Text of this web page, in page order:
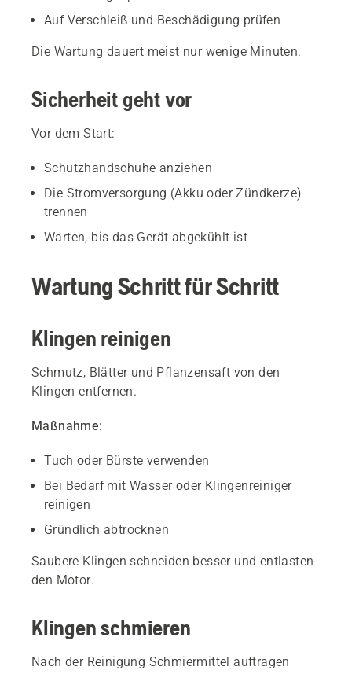
Auf Verschleiß und Beschädigung prüfen
Die Wartung dauert meist nur wenige Minuten.
Sicherheit geht vor
Vor dem Start:
Schutzhandschuhe anziehen
Die Stromversorgung (Akku oder Zündkerze)
trennen
Warten, bis das Gerät abgekühlt ist
Wartung Schritt für Schritt
Klingen reinigen
Schmutz, Blätter und Pflanzensaft von den
Klingen entfernen.
Maßnahme:
Tuch oder Bürste verwenden
Bei Bedarf mit Wasser oder Klingenreiniger
reinigen
Gründlich abtrocknen
Saubere Klingen schneiden besser und entlasten
den Motor.
Klingen schmieren
Nach der Reinigung Schmiermittel auftragen